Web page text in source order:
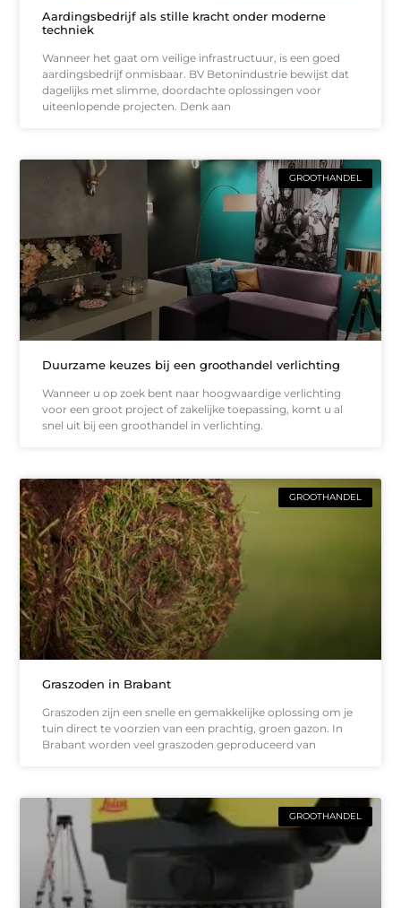
Aardingsbedrijf als stille kracht onder moderne
techniek
Wanneer het gaat om veilige infrastructuur, is een goed
aardingsbedrijf onmisbaar. BV Betonindustrie bewijst dat
dagelijks met slimme, doordachte oplossingen voor
uiteenlopende projecten. Denk aan
GROOTHANDEL
Duurzame keuzes bij een groothandel verlichting
Wanneer u op zoek bent naar hoogwaardige verlichting
voor een groot project of zakelijke toepassing, komt u al
snel uit bij een groothandel in verlichting.
GROOTHANDEL
Graszoden in Brabant
Graszoden zijn een snelle en gemakkelijke oplossing om je
tuin direct te voorzien van een prachtig, groen gazon. In
Brabant worden veel graszoden geproduceerd van
GROOTHANDEL